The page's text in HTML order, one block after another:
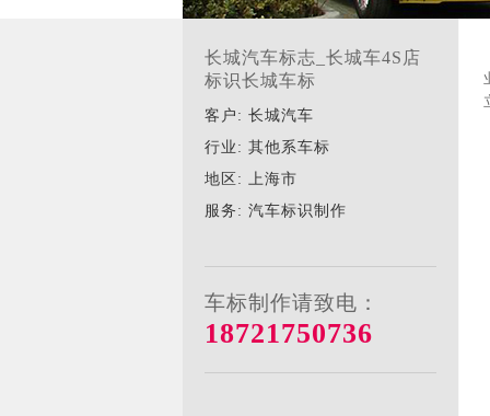
长城汽车标志_长城车4S店
标识长城车标
客户: 长城汽车
行业: 其他系车标
地区: 上海市
服务: 汽车标识制作
车标制作请致电：
18721750736